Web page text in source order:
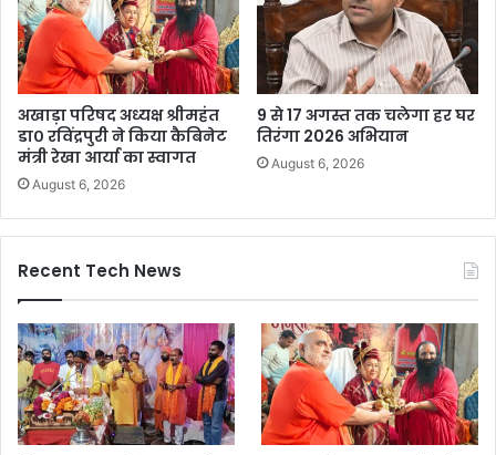
अखाड़ा परिषद अध्यक्ष श्रीमहंत
डा० रविंद्रपुरी ने किया कैबिनेट
मंत्री रेखा आर्या का स्वागत
August 6, 2026
9 से 17 अगस्त तक चलेगा हर घर
तिरंगा 2026 अभियान
August 6, 2026
Recent Tech News